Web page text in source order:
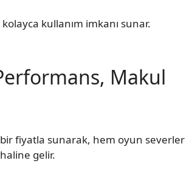
kullanım imkanı sunar.
Makul
fiyatla sunarak, hem oyun severler
gelir.